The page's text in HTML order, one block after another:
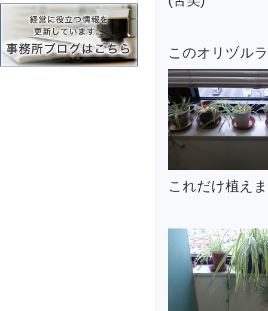
このオリヅル
これだけ植え